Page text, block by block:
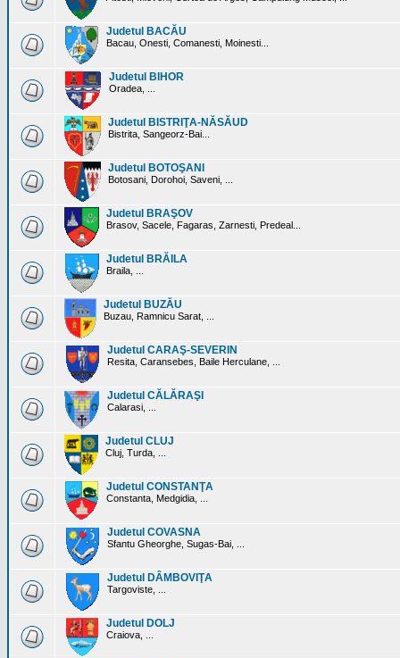
Judetul BACĂU
Bacau, Onesti, Comanesti, Moinesti...
Judetul BIHOR
Oradea, ...
Judetul BISTRIŢA-NĂSĂUD
Bistrita, Sangeorz-Bai...
Judetul BOTOŞANI
Botosani, Dorohoi, Saveni, ...
Judetul BRAŞOV
Brasov, Sacele, Fagaras, Zarnesti, Predeal...
Judetul BRĂILA
Braila, ...
Judetul BUZĂU
Buzau, Ramnicu Sarat, ...
Judetul CARAŞ-SEVERIN
Resita, Caransebes, Baile Herculane, ...
Judetul CĂLĂRAŞI
Calarasi, ...
Judetul CLUJ
Cluj, Turda, ...
Judetul CONSTANŢA
Constanta, Medgidia, ...
Judetul COVASNA
Sfantu Gheorghe, Sugas-Bai, ...
Judetul DÂMBOVIŢA
Targoviste, ...
Judetul DOLJ
Craiova, ...